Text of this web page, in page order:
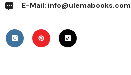
E-Mail: info@ulemabooks.com